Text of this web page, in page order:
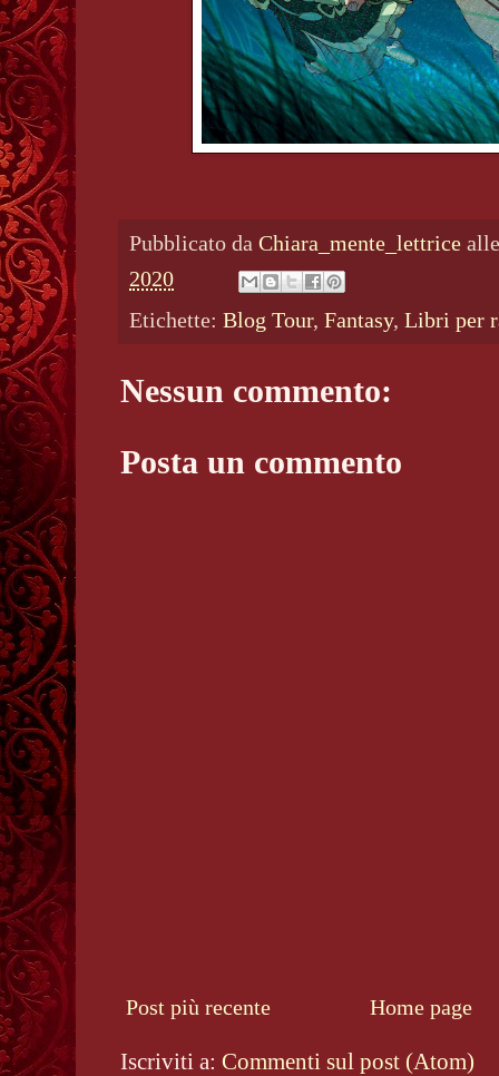
Pubblicato da Chiara_mente_lettrice
2020
Etichette: Blog Tour, Fantasy, Libri per
Nessun commento:
Posta un commento
Post più recente Home page
Iscriviti a: Commenti sul post (Atom)